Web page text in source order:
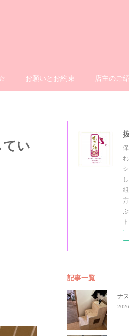
お願いとお約束 店主のご
い
ト
記事一覧
ナ